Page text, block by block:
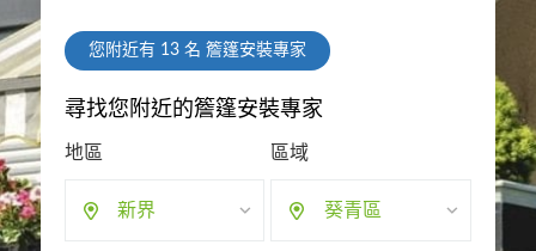
您附近有 13名 簷篷安裝專家
尋找您附近的簷篷安裝專家
地區
新界
區域
葵青區